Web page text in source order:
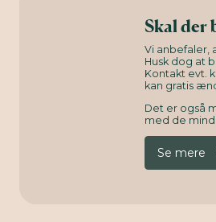
Skal der
Vi anbefaler,
Husk dog at
Kontakt evt.
kan gratis
Det er også
med de
Se mere